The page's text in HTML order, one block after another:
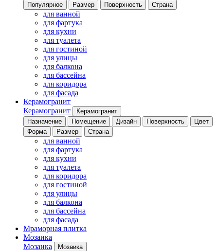
Популярное
Размер Поверхность Страна
для ванной
для фартука
для кухни
для туалета
для гостиной
для улицы
для балкона
для бассейна
для коридора
для фасада
Керамогранит
Керамогранит
Керамогранит
Назначение
Помещение Дизайн Поверхность
Цвет
Форма
Размер Страна
для ванной
для фартука
для кухни
для туалета
для коридора
для гостиной
для улицы
для балкона
для бассейна
для фасада
Мраморная плитка
Мозаика
Мозаика
Мозаика